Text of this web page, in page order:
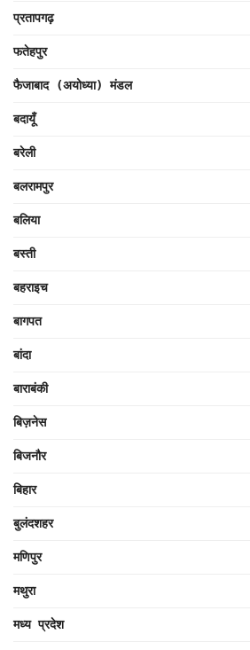
प्रतापगढ़
फतेहपुर
फैजाबाद (अयोध्या) मंडल
बदायूँ
बरेली
बलरामपुर
बलिया
बस्ती
बहराइच
बागपत
बांदा
बाराबंकी
बिज़नेस
बिजनौर
बिहार
बुलंदशहर
मणिपुर
मथुरा
मध्य प्रदेश